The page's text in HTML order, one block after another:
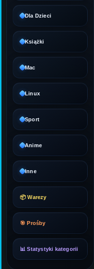
Dla Dzieci
Książki
Mac
Linux
Sport
Anime
Inne
📦 Warezy
🎯 Prośby
📊 Statystyki kategorii